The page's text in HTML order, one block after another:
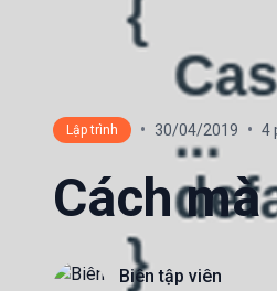
Lập trình • 30/04/2019 • 4
Cách
Biên tập viên